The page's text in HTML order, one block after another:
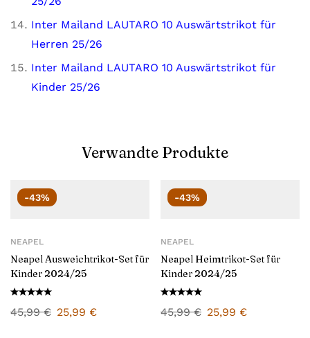
Inter Mailand LAUTARO 10 Auswärtstrikot für
Herren 25/26
Inter Mailand LAUTARO 10 Auswärtstrikot für
Kinder 25/26
Verwandte Produkte
-43%
NEAPEL
Neapel Ausweichtrikot-Set für
Kinder 2024/25
45,99€ 25,99 €
-43%
NEAPEL
Neapel Heimtrikot-Set für
Kinder 2024/25
45,99€ 25,99 €